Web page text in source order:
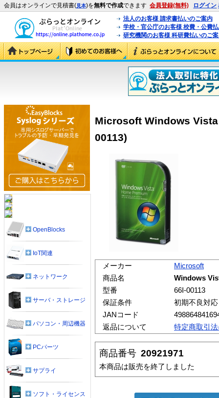
会員はオンラインで見積書(見本)を無料で作成できます 会員登録(無料) ログイン
法人のお客様 請求書払いのご案内
学校・官公庁のお客様 校費・公費
研究機関のお客様 科研費払いのご
Microsoft Windows
00113)
メーカー
Microsoft
商品名
Windows
型番
66I-00113
保証条件
初期不良対
JANコード
返品について
特定商取引
商品番号 20921971
本商品は販売を終了しました
OpenBlocks
IoT関連
ネットワーク
サーバ・ストレージ
パソコン・周辺機器
PCパーツ
サプライ
ソフト・ライセンス